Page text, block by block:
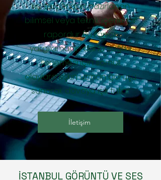
kişi tarafından hazırlanan
bilimsel veya teknik içerikli bir
rapordur. Bu rapor,
yargılamanın daha sağlıklı
ilerlemesi için somut
olaylara ilişkin uzman görüşü
sunarak davaya ışık tutar.
İletişim
İSTANBUL GÖRÜNTÜ VE SES